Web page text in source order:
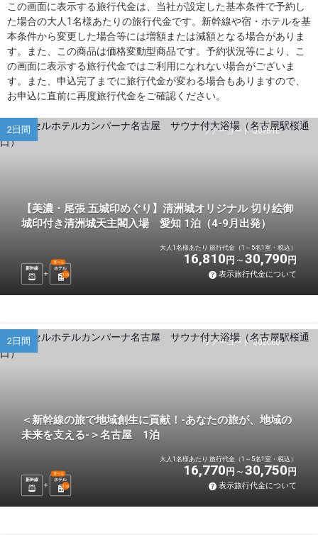
この画面に表示する旅行代金は、当社が設定した基本条件で予約し
た場合の大人1名様あたりの旅行代金です。新幹線や宿・ホテルを基
本条件から変更した場合等には増額または減額となる場合がありま
す。また、この商品は価格変動型商品です。予約状況等により、こ
の画面に表示する旅行代金ではご利用になれない場合がございま
す。また、申込完了までに旅行代金が変わる場合もありますので、
お申込に直前に再度旅行代金をご確認ください。
ツアーコード Q02B1L
2日間
【美濃・尾張 五城印めぐり】清洲城オリジナル 切り絵御
城印付き清洲城天主閣入場 愛知 1泊（4-9月出発）
新幹線 ホテル
選べる
1 泊
大人1名様あたり 旅行代金（1～5名1室・税込）
16,810 円 30,790 円
表示旅行代金について
ツアーコード Q02C60
2日間
＜新幹線の旅で地域創生に貢献！-あなたの旅が、地域の
未来を支える-＞名古屋 1泊
新幹線 ホテル
選べる
1 泊
大人1名様あたり 旅行代金（1～5名1室・税込）
16,770 円 30,750 円
表示旅行代金について